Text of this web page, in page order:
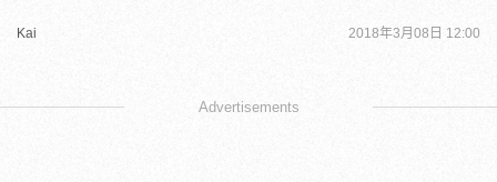
Kai 2018年3月08日 12:00
Advertisements